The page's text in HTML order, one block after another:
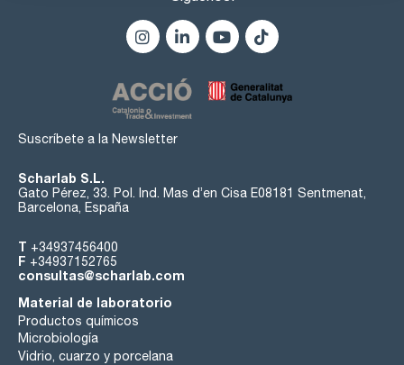
Suscríbete a la Newsletter
Scharlab S.L.
Gato Pérez, 33. Pol. Ind. Mas d’en Cisa E08181 Sentmenat,
Barcelona, España
T +34937456400
F +34937152765
consultas@scharlab.com
Material de laboratorio
Productos químicos
Microbiología
Vidrio, cuarzo y porcelana